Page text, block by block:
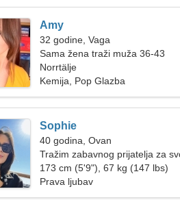
Amy
32 godine, Vaga
Sama žena traži muža 36-43
Norrtälje
Kemija, Pop Glazba
Sophie
40 godina, Ovan
Tražim zabavnog prijatelja za
173 cm (5'9"), 67 kg (147 lbs)
Prava ljubav